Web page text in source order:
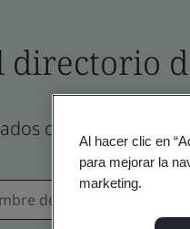
directorio
de empresa,
Al hacer clic en
para mejorar la
marketing.